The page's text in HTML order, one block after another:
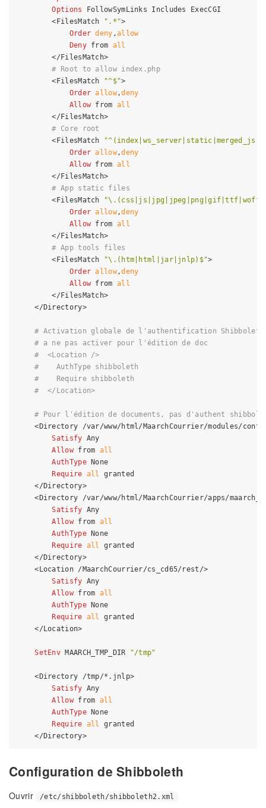
Options
FollowSymLinks Includes ExecCGI
<FilesMatch
".*">
Order deny ,allow
Deny from all
</FilesMatch>
# Root to allow index.php
<FilesMatch
"^$">
Order allow,deny
Allow from all
</FilesMatch>
# Core root
<FilesMatch
Order allow,deny
Allow from all
</FilesMatch>
# App static files
<FilesMatch
Order allow,deny
Allow from all
</FilesMatch>
# App tools files
<FilesMatch
"\.(htm|html|jar|jnlp)$">
Order allow,deny
Allow from all
</FilesMatch>
</Directory>
# Activation globale de l'authentification
# a ne pas activer pour l'édition de doc
#  <Location />
#    AuthType shibboleth
#    Require shibboleth
#  </Location>
# Pour l'édition de documents, pas d'authent
<Directory /var/www/html/MaarchCourrier/modules/
Satisfy Any
Allow from all
AuthType None
Require all
granted
</Directory>
<Directory /var/www/html/MaarchCourrier/apps/
Satisfy Any
Allow from all
AuthType None
Require all
granted
</Directory>
<Location /MaarchCourrier/cs_cd65/rest/>
Satisfy Any
Allow from all
AuthType None
Require all
granted
</Location>
SetEnv MAARCH_TMP_DIR "/tmp"
<Directory /tmp/*.jnlp>
Satisfy Any
Allow from all
AuthType None
Require all
granted
</Directory>
Configuration de Shibboleth
Ouvrir /etc/shibboleth/shibboleth2.xml